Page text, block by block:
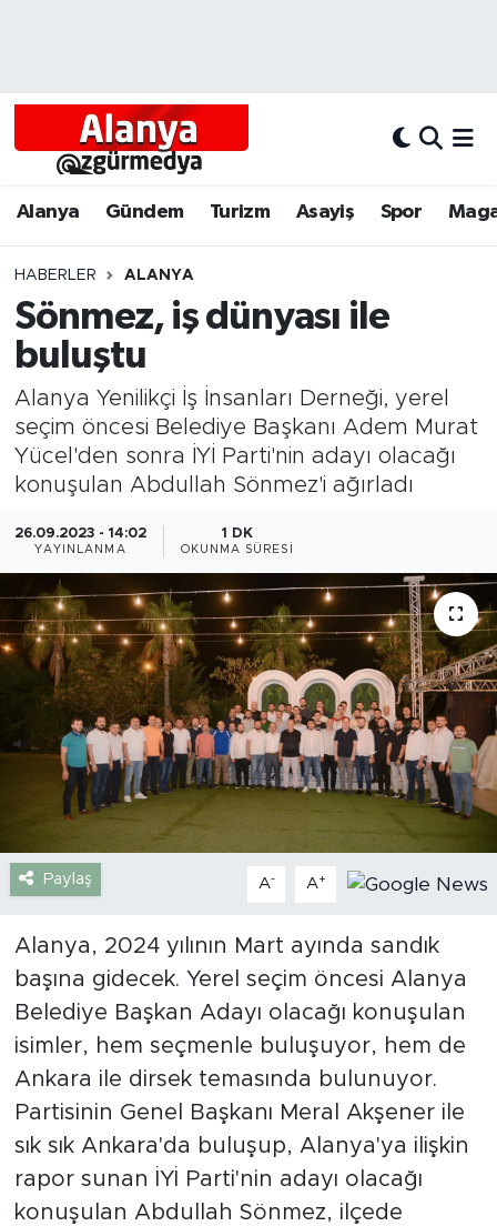
Alanya Gündem Turizm Asayiş Spor
HABERLER ALANYA
Sönmez, iş dünyası ile
buluştu
Alanya Yenilikçi İş İnsanları Derneği, yerel
seçim öncesi Belediye Başkanı Adem Murat
Yücel'den sonra İYİ Parti'nin adayı olacağı
konuşulan Abdullah Sönmez'i ağırladı
26.09.2023 - 14:02
YAYINLANMA
1 DK
OKUNMA SÜRESI
Paylaş A- A+
Alanya, 2024 yılının Mart ayında sandık
başına gidecek. Yerel seçim öncesi Alanya
Belediye Başkan Adayı olacağı konuşulan
isimler, hem seçmenle buluşuyor, hem de
Ankara ile dirsek temasında bulunuyor.
Partisinin Genel Başkanı Meral Akşener ile
sık sık Ankara'da buluşup, Alanya'ya ilişkin
rapor sunan İYİ Parti'nin adayı olacağı
konuşulan Abdullah Sönmez, ilçede
Alanyum
Bölgesel
Dünya
Eğitim
Ekonomi
Gazipaşa
Güncel
Gündem
İnşaat-Emlak
Kültür-Sanat
Sağlık
Siyaset
Spor
Turizm
Türkiye
Yaşam
Alanya Hava Durumu
Tüm Manşetler
Son Dakika Haberleri
Haber Arşivi